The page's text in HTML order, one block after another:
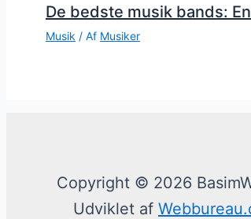
De bedste musik bands:
Musik / Af Musiker
Copyright © 2026
Udviklet af